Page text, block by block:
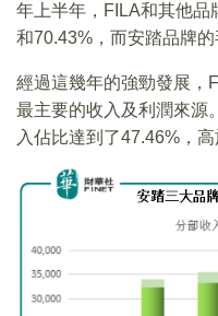
年上半年，FILA和其他品
和70.43%，而安踏品牌的
經過這幾年的強勁發展，
最主要的收入及利潤來源
入佔比達到了47.46%，